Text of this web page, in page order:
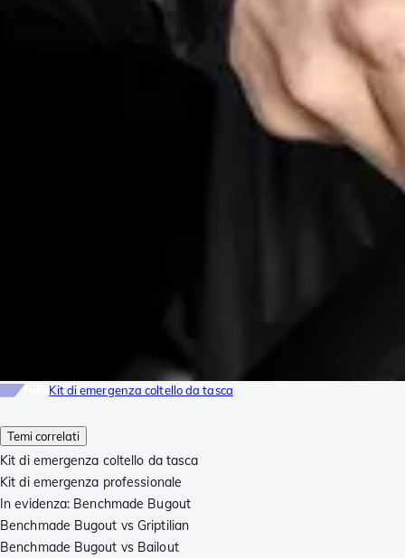
Temi correlati
Kit di emergenza coltello da tasca
Kit di emergenza professionale
In evidenza: Benchmade Bugout
Benchmade Bugout vs Griptilian
Benchmade Bugout vs Bailout
Kit di emergenza coltello da tasca